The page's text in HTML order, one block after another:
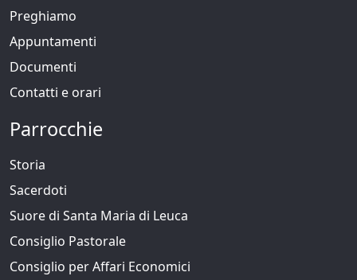
Preghiamo
Appuntamenti
Documenti
Contatti e orari
Parrocchie
Storia
Sacerdoti
Suore di Santa Maria di Leuca
Consiglio Pastorale
Consiglio per Affari Economici